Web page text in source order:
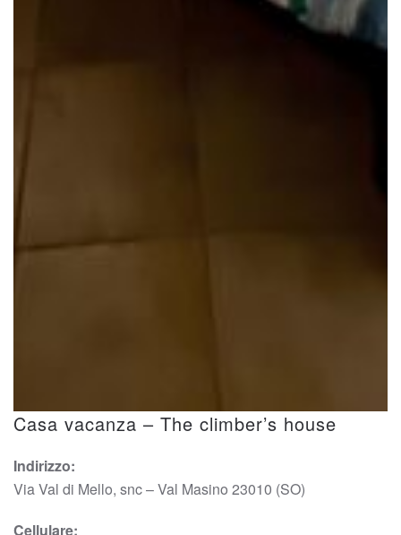
Casa vacanza – The climber’s house
Indirizzo:
Via Val di Mello, snc – Val Masino 23010 (SO)
Cellulare: